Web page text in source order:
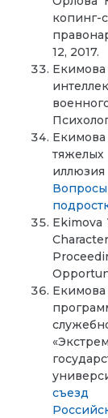
12, 2017.
тяжелых
иллюзия
Ekimova
съезд